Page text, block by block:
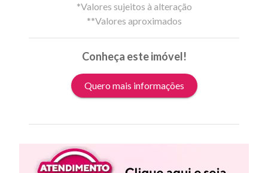
*Valores sujeitos à alteração
**Valores aproximados
Conheça este imóvel!
Quero mais informações